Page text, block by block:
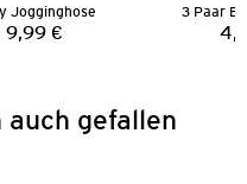
Jogginghose
Preis:
9,99 €
3 Paar
auch gefallen